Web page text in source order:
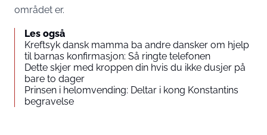
området er.
Les også
Kreftsyk dansk mamma ba andre dansker om hjelp
til barnas konfirmasjon: Så ringte telefonen
Dette skjer med kroppen din hvis du ikke dusjer på
bare to dager
Prinsen i helomvending: Deltar i kong Konstantins
begravelse